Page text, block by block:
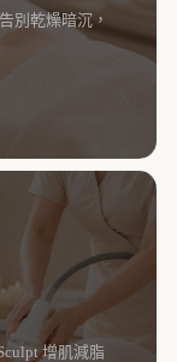
別乾燥暗沉，
增肌減脂